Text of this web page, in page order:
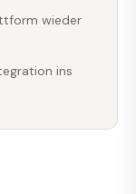
wieder
ins